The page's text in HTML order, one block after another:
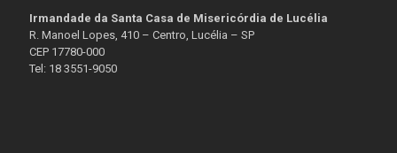
Irmandade da Santa Casa de Misericórdia de Lucélia
R. Manoel Lopes, 410 – Centro, Lucélia – SP
CEP 17780-000
Tel: 18 3551-9050